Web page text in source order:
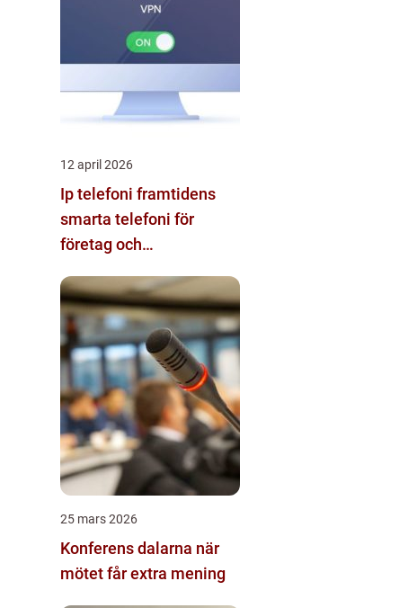
12 april 2026
Ip telefoni framtidens
smarta telefoni för
företag och
25 mars 2026
Konferens dalarna när
mötet får extra mening